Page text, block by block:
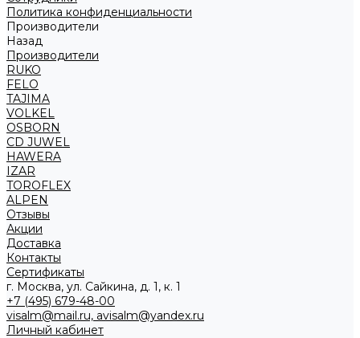
Политика конфиденциальности
Производители
Назад
Производители
RUKO
FELO
TAJIMA
VOLKEL
OSBORN
CD JUWEL
HAWERA
IZAR
TOROFLEX
ALPEN
Отзывы
Акции
Доставка
Контакты
Сертификаты
г. Москва, ул. Сайкина, д. 1, к. 1
+7 (495) 679-48-00
visalm@mail.ru, avisalm@yandex.ru
Личный кабинет